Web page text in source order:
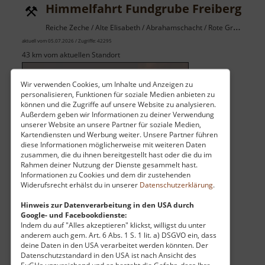
Wir verwenden Cookies, um Inhalte und Anzeigen zu
personalisieren, Funktionen für soziale Medien anbieten zu
können und die Zugriffe auf unsere Website zu analysieren.
Außerdem geben wir Informationen zu deiner Verwendung
unserer Website an unsere Partner für soziale Medien,
Kartendiensten und Werbung weiter. Unsere Partner führen
diese Informationen möglicherweise mit weiteren Daten
zusammen, die du ihnen bereitgestellt hast oder die du im
Rahmen deiner Nutzung der Dienste gesammelt hast.
Informationen zu Cookies und dem dir zustehenden
Widerufsrecht erhälst du in unserer Datenschutzerklärung.
Hinweis zur Datenverarbeitung in den USA durch
Google- und Facebookdienste:
Indem du auf "Alles akzeptieren" klickst, willigst du unter
anderem auch gem. Art. 6 Abs. 1 S. 1 lit. a) DSGVO ein, dass
deine Daten in den USA verarbeitet werden könnten. Der
Datenschutzstandard in den USA ist nach Ansicht des
Himmelfahrt Fundgrube Freiberg
Reiche Zeche / Alte Elisabeth / Abrahamschacht / Rote Grube / Osterzgebirge
aktuell vom 05.07.2026 / Zugriffe: 42295
43 km vom aktuellen Standort
Die Himmelfahrt Fundgrube umfasst mehrere
Bergwerke. Dazu gehören unter anderem die
"Alte Elisabeth", die "Reiche Zeche", der
"Abrahamschacht" und die "Rote Grube".
Schon im 12. Jahrhundert wurde in und um
Freiberg Silber gefunden und damit auch die
heutige Bergstadt gegründet. Baudenkmäl.. »
weiterlesenüber
Himmelfahrt